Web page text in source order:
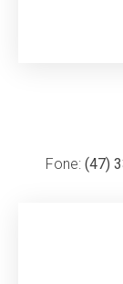
Fone: (47)